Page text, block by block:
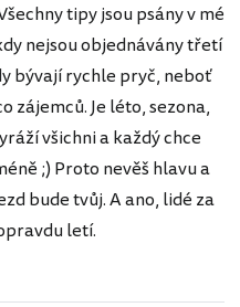
tipy jsou psány v mé
nejsou objednávány třetí
bývají rychle pryč, neboť
zájemců. Je léto, sezona,
všichni a každý chce
;) Proto nevěš hlavu a
bude tvůj. A ano, lidé za
letí.